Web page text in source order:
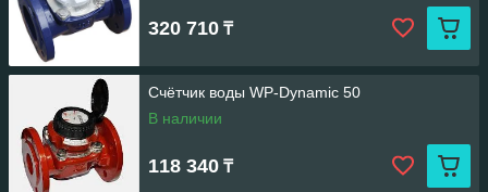
320 710 ₸
Счётчик воды WP-Dynamic 50
В наличии
118 340 ₸